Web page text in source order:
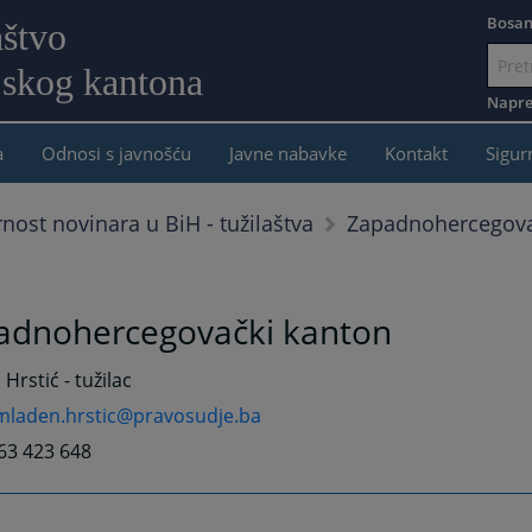
kantona
sadržaj
Odnosi s javnošću Javne nabavke Kontakt
novinara u BiH - tužilaštva
kanton
- tužilac
423 648